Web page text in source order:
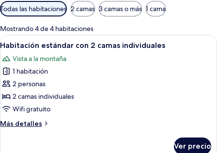
Filtros
disponibles
para
las
habitaciones
Todas las habitaciones 2 camas 3 camas o más 1 cama
Mostrando 4 de 4 habitaciones
Abrir
todas
las
fotos
de
Habitación
estándar
2
Habitación de hotel con dos camas,
8
Habitación estándar con 2 camas individuales
Vista a la montaña
1 habitación
2 personas
2 camas individuales
Wifi gratuito
Más detalles
Más
Ver precio